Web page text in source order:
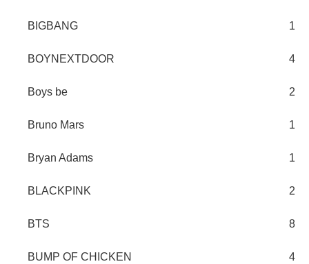
BIGBANG 1
BOYNEXTDOOR 4
Boys be 2
Bruno Mars 1
Bryan Adams 1
BLACKPINK 2
BTS 8
BUMP OF CHICKEN 4